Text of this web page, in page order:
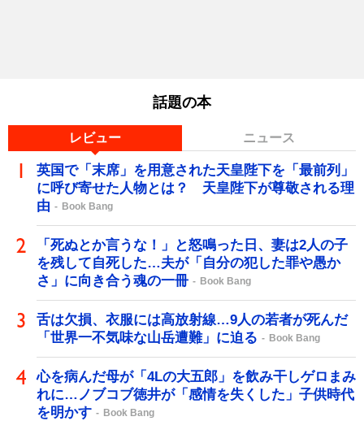
話題の本
レビュー ニュース
英国で「末席」を用意された天皇陛下を「最前列」
に呼び寄せた人物とは？ 天皇陛下が尊敬される理
由
Book Bang
「死ぬとか言うな！」と怒鳴った日、妻は2人の子
を残して自死した…夫が「自分の犯した罪や愚か
さ」に向き合う魂の一冊
Book Bang
舌は欠損、衣服には高放射線…9人の若者が死んだ
「世界一不気味な山岳遭難」に迫る
Book Bang
心を病んだ母が「4Lの大五郎」を飲み干しゲロまみ
れに…ノブコブ徳井が「感情を失くした」子供時代
を明かす
Book Bang